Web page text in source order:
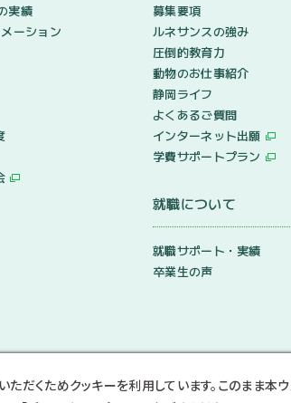
実績
ーション
募集要項
ルネサンスの強み
圧倒的教育力
動物のお仕事紹介
静岡ライフ
よくあるご質問
インターネット出願
学費サポートプラン
就職について
就職サポート・実績
卒業生の声
だくためクッキーを利用しています。このまま